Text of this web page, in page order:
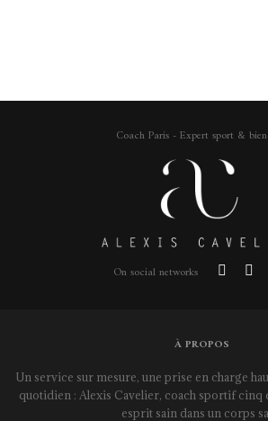
Coach Paris - Expert sport &
On social networks
À PROPOS
Un service sur mesure, une prise en charge
quotidien : Alexis Cavelier, coach sportif cinq
esprit sain dans un corps